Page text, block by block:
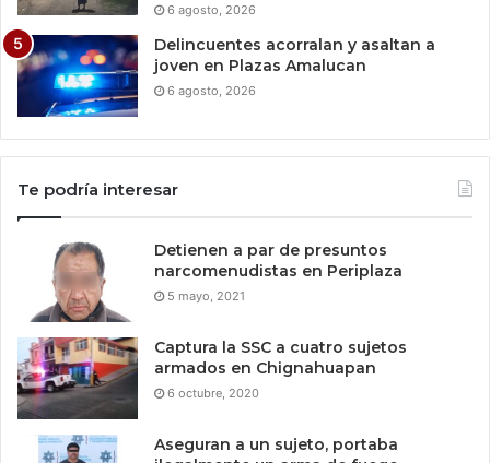
6 agosto, 2026
Delincuentes acorralan y asaltan a
joven en Plazas Amalucan
6 agosto, 2026
Te podría interesar
Detienen a par de presuntos
narcomenudistas en Periplaza
5 mayo, 2021
Captura la SSC a cuatro sujetos
armados en Chignahuapan
6 octubre, 2020
Aseguran a un sujeto, portaba